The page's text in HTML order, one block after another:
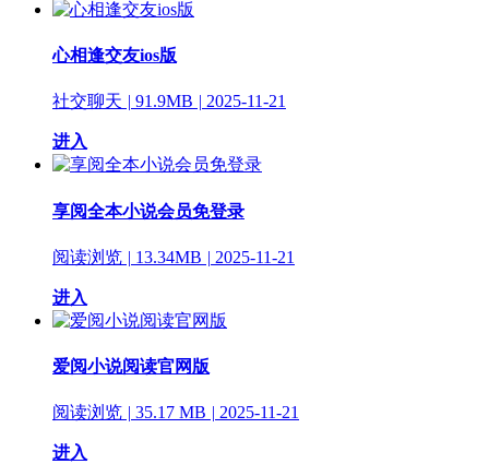
心相逢交友ios版
社交聊天 | 91.9MB | 2025-11-21
进入
享阅全本小说会员免登录
阅读浏览 | 13.34MB | 2025-11-21
进入
爱阅小说阅读官网版
阅读浏览 | 35.17 MB | 2025-11-21
进入